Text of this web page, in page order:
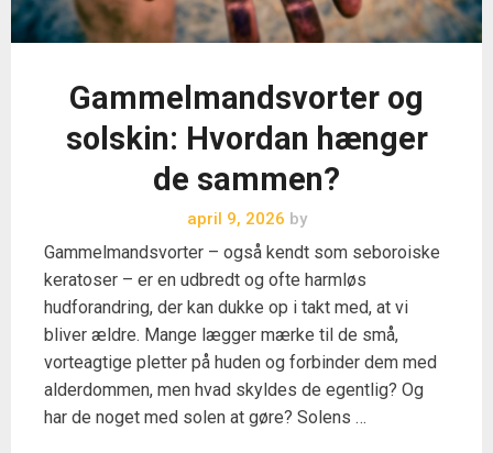
Gammelmandsvorter og
solskin: Hvordan hænger
de sammen?
april 9, 2026 by
Gammelmandsvorter – også kendt som seboroiske
keratoser – er en udbredt og ofte harmløs
hudforandring, der kan dukke op i takt med, at vi
bliver ældre. Mange lægger mærke til de små,
vorteagtige pletter på huden og forbinder dem med
alderdommen, men hvad skyldes de egentlig? Og
har de noget med solen at gøre? Solens …